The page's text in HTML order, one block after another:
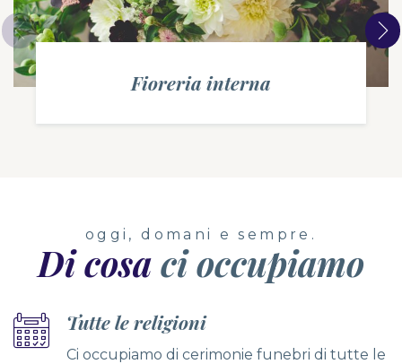
Fioreria interna
oggi, domani e sempre.
Di cosaci occupiamo
Tutte le religioni
Ci occupiamo di cerimonie funebri di tutte le